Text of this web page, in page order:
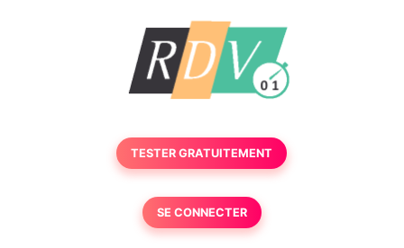
TESTER GRATUITEMENT
SE CONNECTER